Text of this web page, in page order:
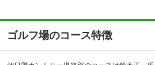
ゴルフ場のコース特徴